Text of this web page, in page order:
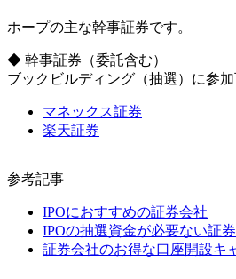
ホープの主な幹事証券です。
◆ 幹事証券 （委託含む）
ブックビルディング（抽選）に参加
マネックス証券
楽天証券
参考記事
IPOにおすすめの証券会社
IPOの抽選資金が必要ない証
証券会社のお得な口座開設キ